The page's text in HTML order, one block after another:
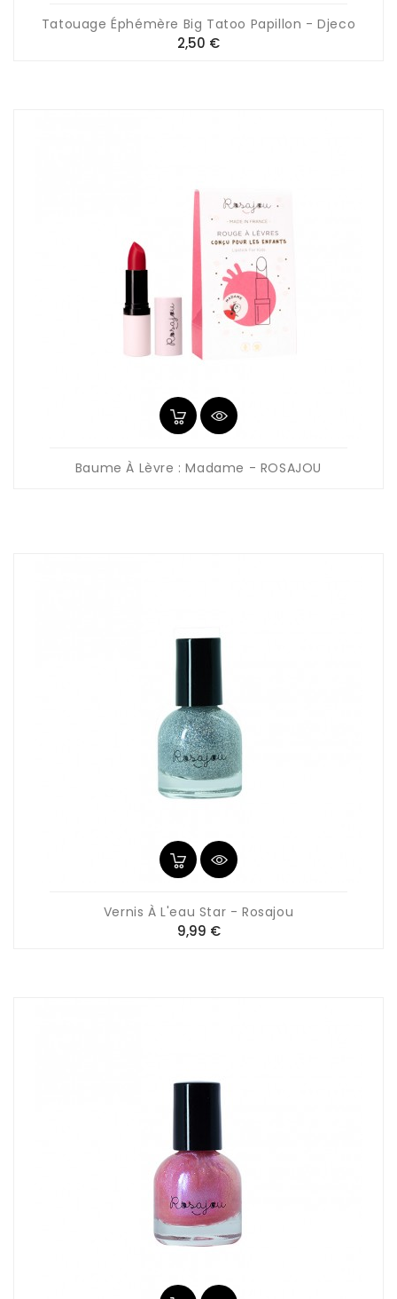
Tatouage Éphémère Big Tatoo Papillon - Djeco
2,50 €Prix
Baume À Lèvre : Madame - ROSAJOU
Vernis À L'eau Star - Rosajou
9,99 €Prix